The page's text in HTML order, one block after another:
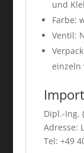
und
Farbe:
Ventil:
einzeln
Dipl.-Ing.
Adresse:
Tel: +49